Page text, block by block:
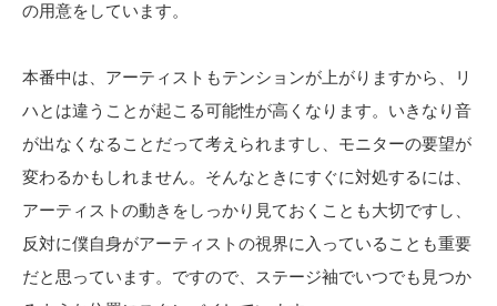
の用意をしています。
本番中は、アーティストもテンションが上がりますから、リ
ハとは違うことが起こる可能性が高くなります。いきなり音
が出なくなることだって考えられますし、モニターの要望が
変わるかもしれません。そんなときにすぐに対処するには、
アーティストの動きをしっかり見ておくことも大切ですし、
反対に僕自身がアーティストの視界に入っていることも重要
だと思っています。ですので、ステージ袖でいつでも見つか